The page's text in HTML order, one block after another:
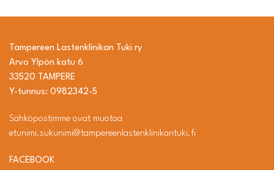
Tampereen Lastenklinikan Tuki ry
Arvo Ylpön katu 6
33520 TAMPERE
Y-tunnus: 0982342-5
Sähköpostimme ovat muotoa
etunimi.sukunimi@tampereenlastenklinikantuki.fi
FACEBOOK